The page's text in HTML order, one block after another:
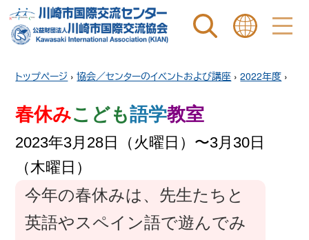
ページ内を検索
ことば
トップページ › 協会／センターのイベントおよび講座 › 2022年度 ›
春休みこども語学教室
2023年3月28日（火曜日）〜3月30日
（木曜日）
今年の春休みは、先生たちと
英語やスペイン語で遊んでみ